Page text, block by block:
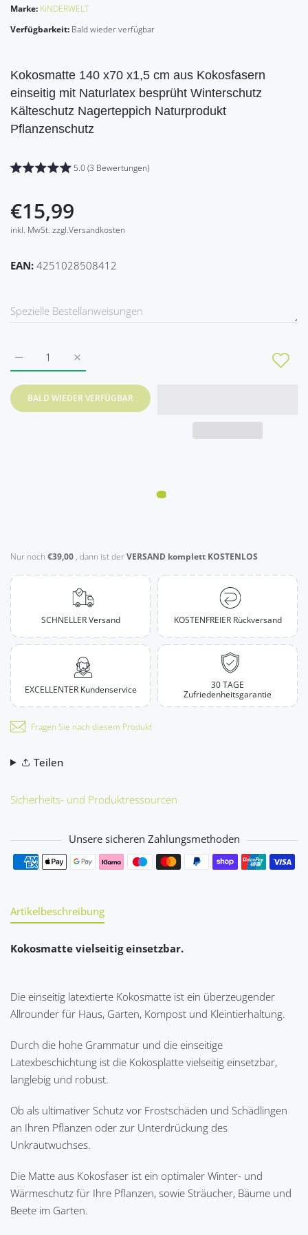
Marke: KiNDERWELT
Verfügbarkeit: Bald wieder verfügbar
Kokosmatte 140 x70 x1,5 cm aus Kokosfasern
einseitig mit Naturlatex besprüht Winterschutz
Kälteschutz Nagerteppich Naturprodukt
Pflanzenschutz
5.0 (3 Bewertungen)
€15,99
inkl. MwSt. zzgl.Versandkosten
EAN: 4251028508412
Erhöhe die Menge für Kokosmatte 140 x70 x1,5
Erhöhe die Menge für Kokosmatte 140 x70 x1,5 cm aus
BALD WIEDER VERFÜGBAR
Nur noch €39,00 , dann ist derVERSAND komplett KOSTENLOS
SCHNELLER Versand KOSTENFREIER Rückversand
EXCELLENTER Kundenservice
30 TAGE
Zufriedenheitsgarantie
Fragen Sie nach diesem Produkt
Teilen
Sicherheits- und Produktressourcen
Unsere sicheren Zahlungsmethoden
Zahlungsmethoden
Artikelbeschreibung
Kokosmatte vielseitig einsetzbar.
Die einseitig latextierte Kokosmatte ist ein überzeugender
Allrounder für Haus, Garten, Kompost und Kleintierhaltung.
Durch die hohe Grammatur und die einseitige
Latexbeschichtung ist die Kokosplatte vielseitig einsetzbar,
langlebig und robust.
Ob als ultimativer Schutz vor Frostschäden und Schädlingen
an Ihren Pflanzen oder zur Unterdrückung des
Unkrautwuchses.
Die Matte aus Kokosfaser ist ein optimaler Winter- und
Wärmeschutz für Ihre Pflanzen, sowie Sträucher, Bäume und
Beete im Garten.